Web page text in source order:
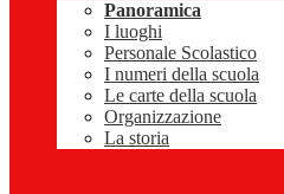
Panoramica
I luoghi
Personale Scolastico
I numeri della scuola
Le carte della scuola
Organizzazione
La storia